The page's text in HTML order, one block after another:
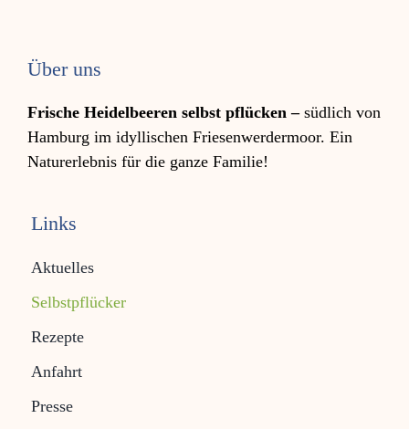
Über uns
Frische Heidelbeeren selbst pflücken –südlich von
Hamburg im idyllischen Friesen­werder­moor. Ein
Natur­erleb­nis für die ganze Familie!
Links
Aktuelles
Selbstpflücker
Rezepte
Anfahrt
Presse